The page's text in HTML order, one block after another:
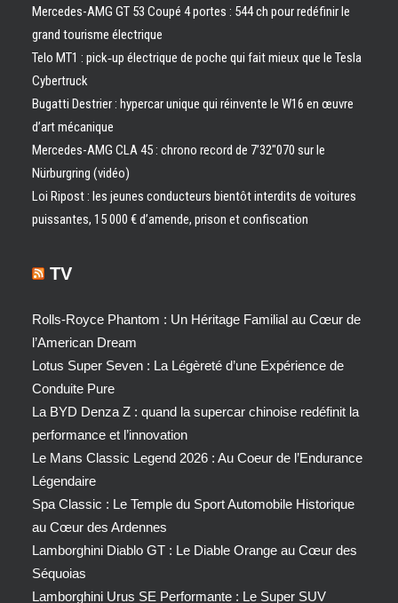
Mercedes-AMG GT 53 Coupé 4 portes : 544 ch pour redéfinir le
grand tourisme électrique
Telo MT1 : pick‑up électrique de poche qui fait mieux que le Tesla
Cybertruck
Bugatti Destrier : hypercar unique qui réinvente le W16 en œuvre
d’art mécanique
Mercedes-AMG CLA 45 : chrono record de 7’32″070 sur le
Nürburgring (vidéo)
Loi Ripost : les jeunes conducteurs bientôt interdits de voitures
puissantes, 15 000 € d’amende, prison et confiscation
TV
Rolls-Royce Phantom : Un Héritage Familial au Cœur de
l’American Dream
Lotus Super Seven : La Légèreté d’une Expérience de
Conduite Pure
La BYD Denza Z : quand la supercar chinoise redéfinit la
performance et l’innovation
Le Mans Classic Legend 2026 : Au Coeur de l’Endurance
Légendaire
Spa Classic : Le Temple du Sport Automobile Historique
au Cœur des Ardennes
Lamborghini Diablo GT : Le Diable Orange au Cœur des
Séquoias
Lamborghini Urus SE Performante : Le Super SUV